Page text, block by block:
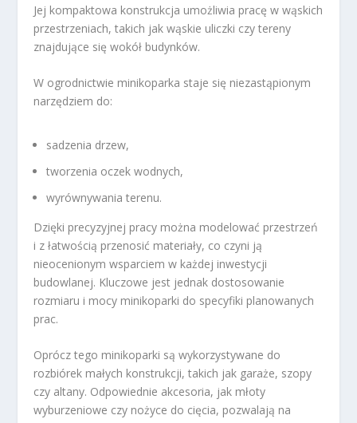
Jej kompaktowa konstrukcja umożliwia pracę w wąskich
przestrzeniach, takich jak wąskie uliczki czy tereny
znajdujące się wokół budynków.
W ogrodnictwie minikoparka staje się niezastąpionym
narzędziem do:
sadzenia drzew,
tworzenia oczek wodnych,
wyrównywania terenu.
Dzięki precyzyjnej pracy można modelować przestrzeń
i z łatwością przenosić materiały, co czyni ją
nieocenionym wsparciem w każdej inwestycji
budowlanej. Kluczowe jest jednak dostosowanie
rozmiaru i mocy minikoparki do specyfiki planowanych
prac.
Oprócz tego minikoparki są wykorzystywane do
rozbiórek małych konstrukcji, takich jak garaże, szopy
czy altany. Odpowiednie akcesoria, jak młoty
wyburzeniowe czy nożyce do cięcia, pozwalają na